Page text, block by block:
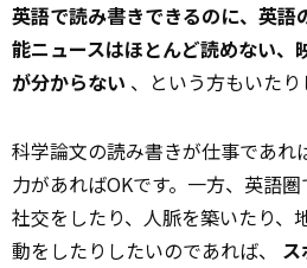
英語で読み書きできるのに、英語
能ニュースはほとんど読めない、
が分からない 、という方もいたり
科学論文の読み書きが仕事であれ
力があればOKです。一方、英語
社交をしたり、人脈を築いたり、
動をしたりしたいのであれば、 ス